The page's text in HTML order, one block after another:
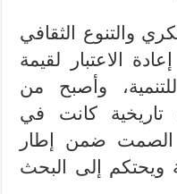
والتنوع الثقافي
الاعتبار لقيمة
وأصبح من
تاريخية كانت في
الصمت ضمن إطار
ويحتكم إلى البحث